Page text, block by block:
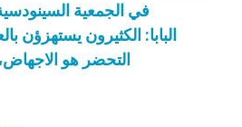
في الجمعية
البابا: الكثيرون يستهزؤن
التحضر هو الاجهاض،